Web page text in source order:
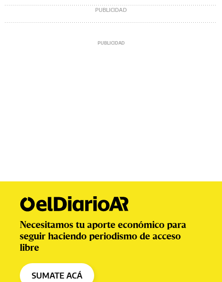
Necesitamos tu aporte económico para
seguir haciendo periodismo de acceso
libre
SUMATE ACÁ